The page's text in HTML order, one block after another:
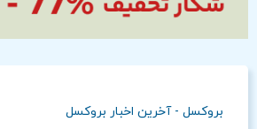
بروکسل - آخرین اخبار بروکسل